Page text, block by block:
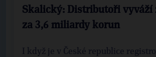
Skalický: Distributoři vyváží
za 3,6 miliardy korun
I když je v České republice